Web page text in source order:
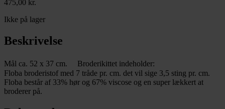
475,00 kr.
Ikke på lager
Beskrivelse
Mål ca. 52 x 37 cm. Broderikittet indeholder:
Floba broderistof med 7 tråde pr. cm. det vil sige 3,5 sting pr. cm.
Floba består af 33% hør og 67% viscose og en super lækkert at
broderer på.